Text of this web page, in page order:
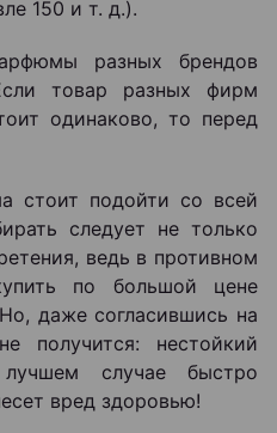
150 и т. д.).
разных брендов
товар разных фирм
одинаково, то перед
стоит подойти со всей
следует не только
ведь в противном
по большой цене
даже согласившись на
получится: нестойкий
случае быстро
вред здоровью!